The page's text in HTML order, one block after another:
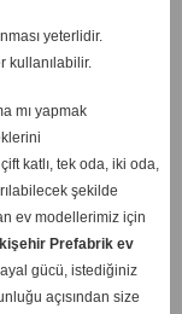
yeterlidir.
kullanılabilir.
mı yapmak
katlı, tek oda, iki oda,
şekilde
ev modellerimiz için
Prefabrik ev
gücü, istediğiniz
açısından size